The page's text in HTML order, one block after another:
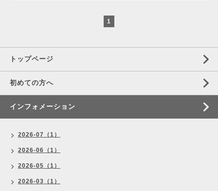
1
トップページ
初めての方へ
インフォメーション
2026-07（1）
2026-06（1）
2026-05（1）
2026-03（1）